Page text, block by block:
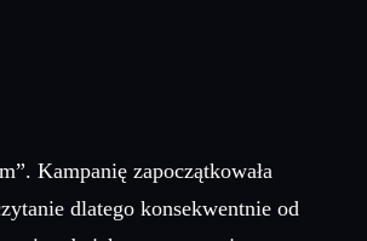
Kampanię zapoczątkowała
dlatego konsekwentnie od